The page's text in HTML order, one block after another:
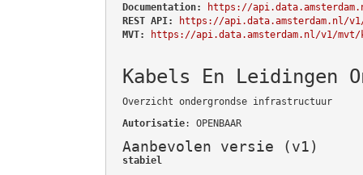
Documentation:
https://
REST API:
https://api.data.amsterdam.nl/
MVT:
https://api.data.amsterdam.nl/v1/
Kabels En Leidingen
Overzicht ondergrondse infrastructuur
Autorisatie: OPENBAAR
Aanbevolen versie (v1)
stabiel